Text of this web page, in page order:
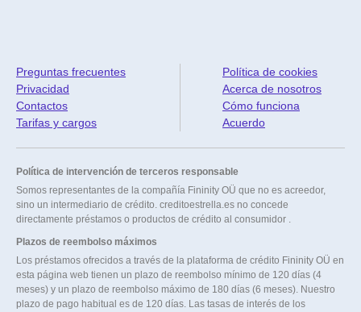
Preguntas frecuentes
Privacidad
Contactos
Tarifas y cargos
Política de cookies
Acerca de nosotros
Cómo funciona
Acuerdo
Política de intervención de terceros responsable
Somos representantes de la compañía Fininity OÜ que no es acreedor,
sino un intermediario de crédito. creditoestrella.es no concede
directamente préstamos o productos de crédito al consumidor .
Plazos de reembolso máximos
Los préstamos ofrecidos a través de la plataforma de crédito Fininity OÜ en
esta página web tienen un plazo de reembolso mínimo de 120 días (4
meses) y un plazo de reembolso máximo de 180 días (6 meses). Nuestro
plazo de pago habitual es de 120 días. Las tasas de interés de los